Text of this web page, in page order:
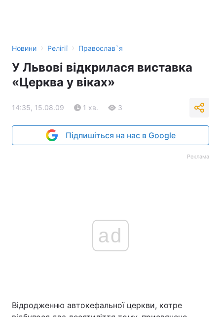
Новини › Релігії › Православ`я
У Львові відкрилася виставка
«Церква у віках»
14:35, 15.08.09 1 хв. 3
Підпишіться на нас в Google
Реклама
ad
Відродженню автокефальної церкви, котре